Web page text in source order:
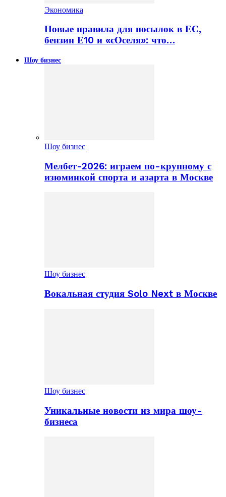
Экономика
Новые правила для посылок в ЕС,
бензин Е10 и «єОселя»: что…
Шоу бизнес
Шоу бизнес
Мелбет-2026: играем по-крупному с
изюминкой спорта и азарта в Москве
Шоу бизнес
Вокальная студия Solo Next в Москве
Шоу бизнес
Уникальные новости из мира шоу-
бизнеса